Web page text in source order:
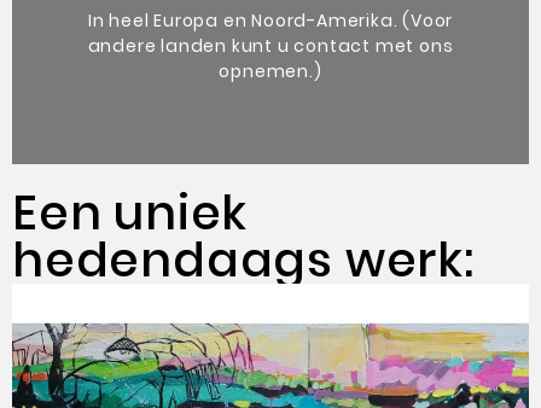
In heel Europa en Noord-Amerika. (Voor
andere landen kunt u contact met ons
opnemen.)
Een uniek
hedendaags werk: